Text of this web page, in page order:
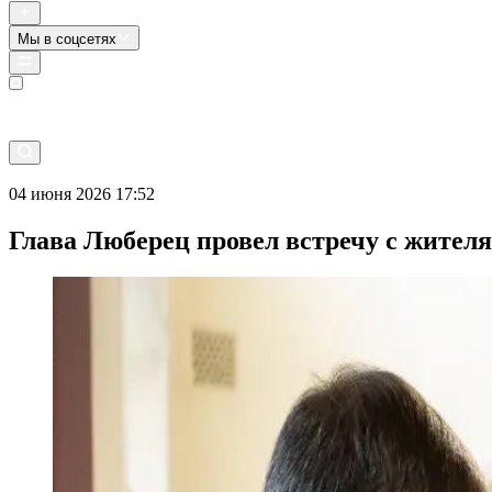
Мы в соцсетях
04 июня 2026 17:52
Глава Люберец провел встречу с